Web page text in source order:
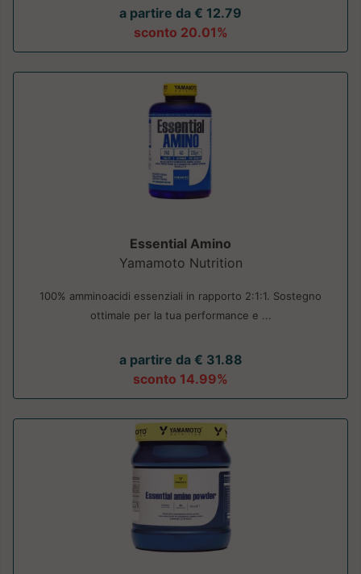
a partire da € 12.79
sconto 20.01%
Essential Amino
Yamamoto Nutrition
100% amminoacidi essenziali in rapporto 2:1:1. Sostegno
ottimale per la tua performance e ...
a partire da € 31.88
sconto 14.99%